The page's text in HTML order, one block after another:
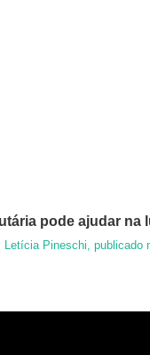
pode ajudar
Pineschi,